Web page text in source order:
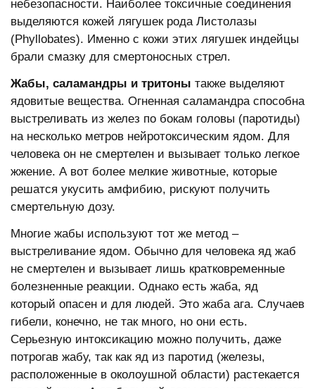
небезопасности. Наиболее токсичные соединения
выделяются кожей лягушек рода Листолазы
(Phyllobates). Именно с кожи этих лягушек индейцы
брали смазку для смертоносных стрел.
Жабы, саламандры и тритоны также выделяют
ядовитые вещества. Огненная саламандра способна
выстреливать из желез по бокам головы (паротиды)
на несколько метров нейротоксическим ядом. Для
человека он не смертелен и вызывает только легкое
жжение. А вот более мелкие животные, которые
решатся укусить амфибию, рискуют получить
смертельную дозу.
Многие жабы используют тот же метод –
выстреливание ядом. Обычно для человека яд жаб
не смертелен и вызывает лишь кратковременные
болезненные реакции. Однако есть жаба, яд
который опасен и для людей. Это жаба ага. Случаев
гибели, конечно, не так много, но они есть.
Серьезную интоксикацию можно получить, даже
потрогав жабу, так как яд из паротид (железы,
расположенные в околоушной области) растекается